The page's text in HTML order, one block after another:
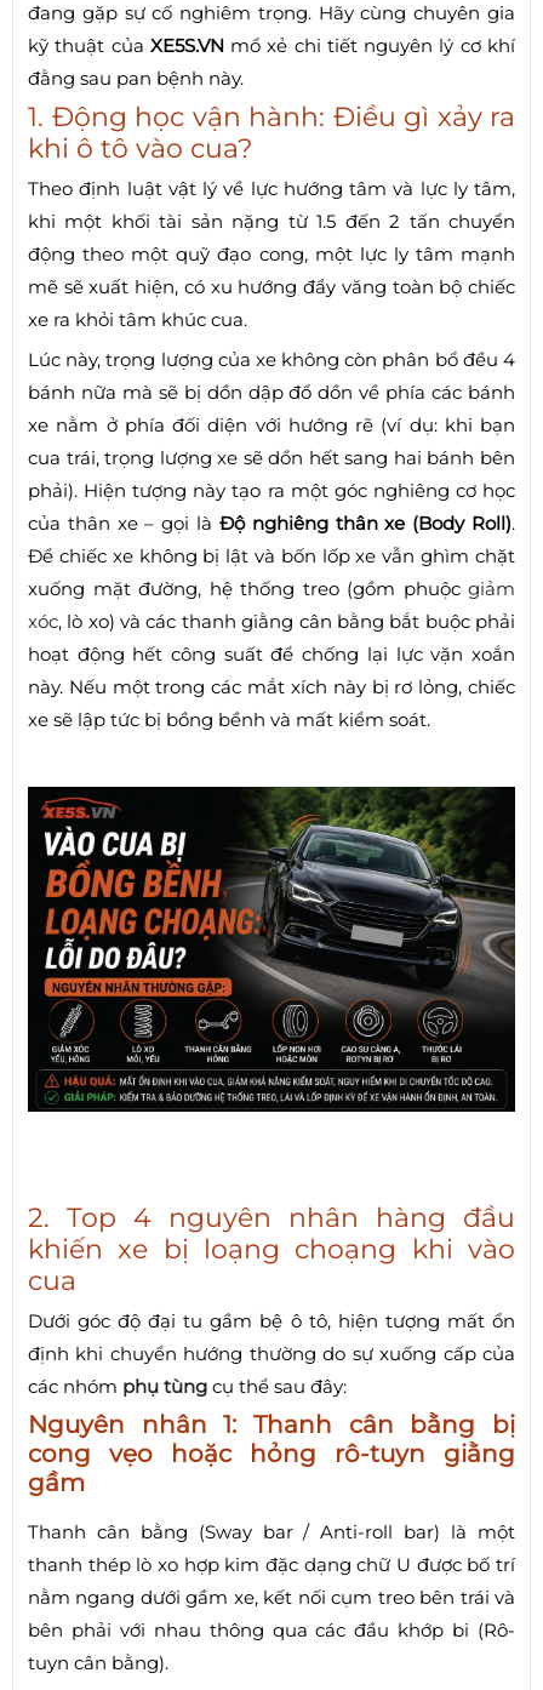
đang gặp sự cố nghiêm trọng. Hãy cùng chuyên gia
kỹ thuật của XE5S.VNmổ xẻ chi tiết nguyên lý cơ khí
đằng sau pan bệnh này.
1. Động học vận hành: Điều gì xảy ra
khi ô tô vào cua?
Theo định luật vật lý về lực hướng tâm và lực ly tâm,
khi một khối tài sản nặng từ 1.5 đến 2 tấn chuyển
động theo một quỹ đạo cong, một lực ly tâm mạnh
mẽ sẽ xuất hiện, có xu hướng đẩy văng toàn bộ chiếc
xe ra khỏi tâm khúc cua.
Lúc này, trọng lượng của xe không còn phân bổ đều 4
bánh nữa mà sẽ bị dồn dập đổ dồn về phía các bánh
xe nằm ở phía đối diện với hướng rẽ (ví dụ: khi bạn
cua trái, trọng lượng xe sẽ dồn hết sang hai bánh bên
phải). Hiện tượng này tạo ra một góc nghiêng cơ học
của thân xe – gọi là Độ nghiêng thân xe (Body Roll).
Để chiếc xe không bị lật và bốn lốp xe vẫn ghìm chặt
xuống mặt đường, hệ thống treo (gồm phuộc giảm
xóc, lò xo) và các thanh giằng cân bằng bắt buộc phải
hoạt động hết công suất để chống lại lực vặn xoắn
này. Nếu một trong các mắt xích này bị rơ lỏng, chiếc
xe sẽ lập tức bị bồng bềnh và mất kiểm soát.
2. Top 4 nguyên nhân hàng đầu
khiến xe bị loạng choạng khi vào
cua
Dưới góc độ đại tu gầm bệ ô tô, hiện tượng mất ổn
định khi chuyển hướng thường do sự xuống cấp của
các nhóm phụ tùng cụ thể sau đây:
Nguyên nhân 1: Thanh cân bằng bị
cong vẹo hoặc hỏng rô-tuyn giằng
gầm
Thanh cân bằng (Sway bar / Anti-roll bar) là một
thanh thép lò xo hợp kim đặc dạng chữ U được bố trí
nằm ngang dưới gầm xe, kết nối cụm treo bên trái và
bên phải với nhau thông qua các đầu khớp bi (Rô-
tuyn cân bằng).